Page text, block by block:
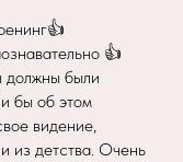
👍
должны были
бы об этом
видение,
из детства. Очень